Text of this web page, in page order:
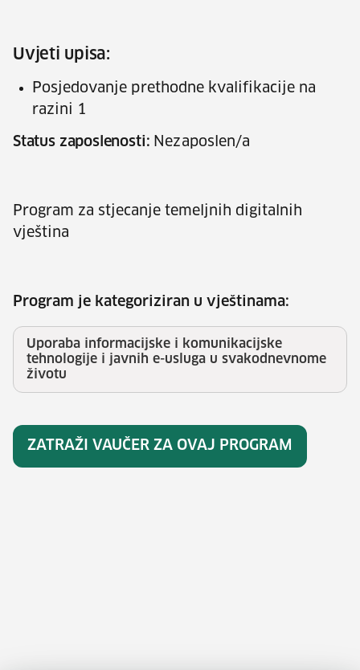
Uvjeti upisa:
Posjedovanje prethodne kvalifikacije na
razini 1
Status zaposlenosti: Nezaposlen/a
Program za stjecanje temeljnih digitalnih
vještina
Program je kategoriziran u vještinama:
Uporaba informacijske i komunikacijske
tehnologije i javnih e-usluga u svakodnevnome
životu
ZATRAŽI VAUČER ZA OVAJ PROGRAM